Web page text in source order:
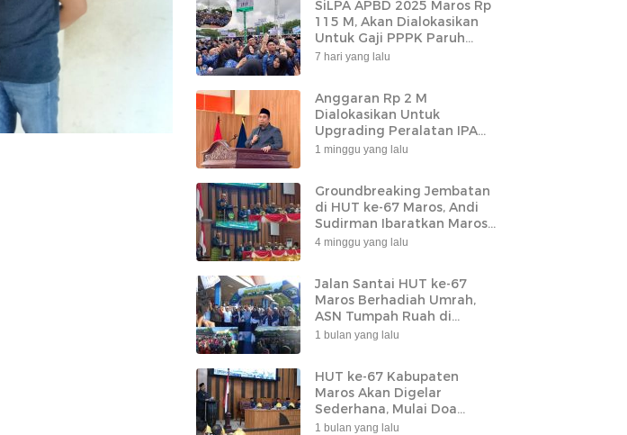
SiLPA APBD 2025 Maros Rp
115 M, Akan Dialokasikan
Untuk Gaji PPPK Paruh
Waktu
7 hari yang lalu
Anggaran Rp 2 M
Dialokasikan Untuk
Upgrading Peralatan IPA
Bantimurung
1 minggu yang lalu
Groundbreaking Jembatan
di HUT ke-67 Maros, Andi
Sudirman Ibaratkan Maros
Sebagai Leher Sulsel
4 minggu yang lalu
Jalan Santai HUT ke-67
Maros Berhadiah Umrah,
ASN Tumpah Ruah di
Lapangan Pallantikang
1 bulan yang lalu
HUT ke-67 Kabupaten
Maros Akan Digelar
Sederhana, Mulai Doa
Bersama hingga
1 bulan yang lalu